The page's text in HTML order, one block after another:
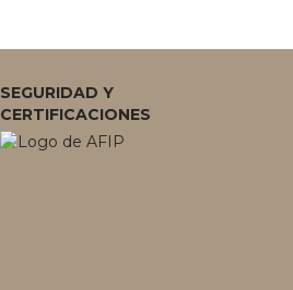
SEGURIDAD Y
CERTIFICACIONES